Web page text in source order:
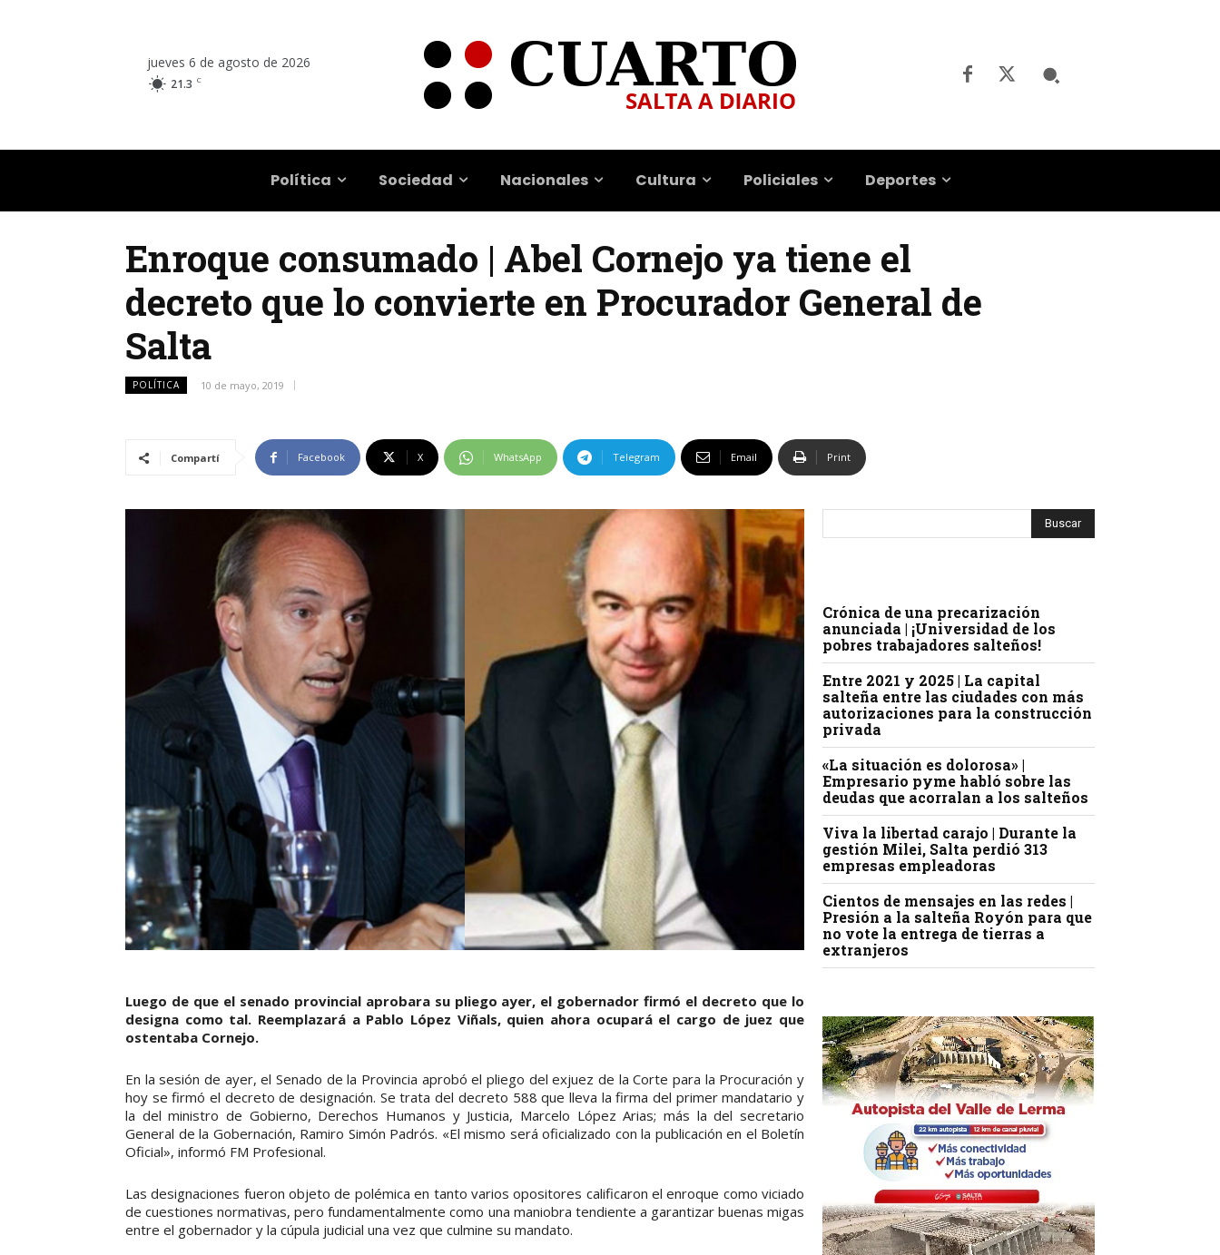
jueves 6 de agosto de 2026
21.3 C
Política Sociedad Nacionales Cultura Policiales Deportes
Enroque consumado | Abel Cornejo ya tiene el
decreto que lo convierte en Procurador General de
Salta
POLÍTICA 10 de mayo, 2019
Compartí Facebook X WhatsApp Telegram Email Print
Luego de que el senado provincial aprobara su pliego ayer, el gobernador firmó el decreto que lo
designa como tal. Reemplazará a Pablo López Viñals, quien ahora ocupará el cargo de juez que
ostentaba Cornejo.
En la sesión de ayer, el Senado de la Provincia aprobó el pliego del exjuez de la Corte para la Procuración y
hoy se firmó el decreto de designación. Se trata del decreto 588 que lleva la firma del primer mandatario y
la del ministro de Gobierno, Derechos Humanos y Justicia, Marcelo López Arias; más la del secretario
General de la Gobernación, Ramiro Simón Padrós. «El mismo será oficializado con la publicación en el Boletín
Oficial», informó FM Profesional.
Las designaciones fueron objeto de polémica en tanto varios opositores calificaron el enroque como viciado
de cuestiones normativas, pero fundamentalmente como una maniobra tendiente a garantizar buenas migas
entre el gobernador y la cúpula judicial una vez que culmine su mandato.
Crónica de una precarización
anunciada | ¡Universidad de los
pobres trabajadores salteños!
Entre 2021 y 2025 | La capital
salteña entre las ciudades con más
autorizaciones para la construcción
privada
«La situación es dolorosa» |
Empresario pyme habló sobre las
deudas que acorralan a los salteños
Viva la libertad carajo | Durante la
gestión Milei, Salta perdió 313
empresas empleadoras
Cientos de mensajes en las redes |
Presión a la salteña Royón para que
no vote la entrega de tierras a
extranjeros